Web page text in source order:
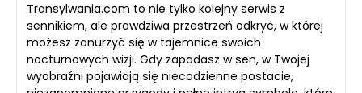
Transylwania.com to nie tylko kolejny serwis z
sennikiem, ale prawdziwa przestrzeń odkryć, w której
możesz zanurzyć się w tajemnice swoich
nocturnowych wizji. Gdy zapadasz w sen, w Twojej
wyobraźni pojawiają się niecodzienne postacie,